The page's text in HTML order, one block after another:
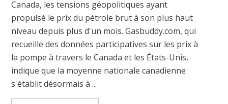
Canada, les tensions géopolitiques ayant
propulsé le prix du pétrole brut à son plus haut
niveau depuis plus d'un mois. Gasbuddy.com, qui
recueille des données participatives sur les prix à
la pompe à travers le Canada et les États-Unis,
indique que la moyenne nationale canadienne
s'établit désormais à ...